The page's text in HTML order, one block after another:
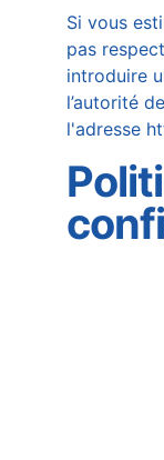
Si vous
pas
introduire
l’autorité
l'adresse